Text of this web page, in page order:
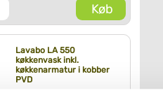
Køb
Lavabo LA 550
køkkenvask inkl.
køkkenarmatur i kobber
PVD